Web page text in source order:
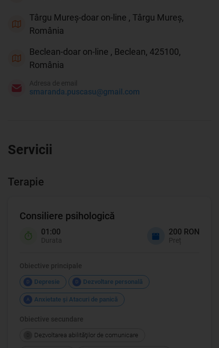
Târgu Mureș-doar on-line , Târgu Mureș,
România
Beclean-doar on-line , Beclean, 425100,
România
smaranda.puscasu@gmail.com
Adresa de email
Servicii
Terapie
Consiliere psihologică
01:00
Durata
200 RON
Preț
Obiective principale
D Depresie D Dezvoltare personală
A Anxietate şi Atacuri de panică
Obiective secundare
Dezvoltarea abilităţilor de comunicare